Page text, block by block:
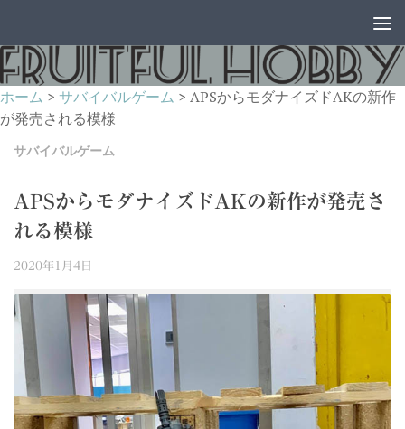
ホーム > サバイバルゲーム > APSからモダナイズドAKの新作
が発売される模様
サバイバルゲーム
APSからモダナイズドAKの新作が発売さ
れる模様
2020年1月4日